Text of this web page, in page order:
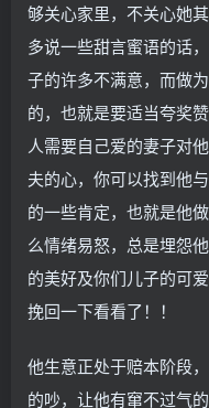
够关心家里，不关心她
多说一些甜言蜜语的话
子的许多不满意，而做
的，也就是要适当夸奖
人需要自己爱的妻子对
夫的心，你可以找到他
的一些肯定，也就是他
么情绪易怒，总是埋怨
的美好及你们儿子的可
挽回一下看看了！！
他生意正处于赔本阶段
的吵，让他有窜不过气